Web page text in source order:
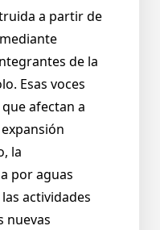
a partir de
de la
Esas voces
afectan a
la
por aguas
actividades
nuevas